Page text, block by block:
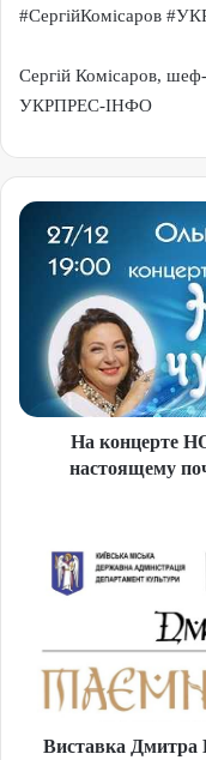
#СергійКомісаров
Сергій Комісаров,
УКРПРЕС-ІНФО
На концерте
настоящему
Виставка